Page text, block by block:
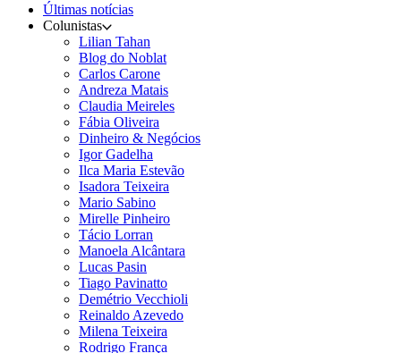
Últimas notícias
Colunistas
Lilian Tahan
Blog do Noblat
Carlos Carone
Andreza Matais
Claudia Meireles
Fábia Oliveira
Dinheiro & Negócios
Igor Gadelha
Ilca Maria Estevão
Isadora Teixeira
Mario Sabino
Mirelle Pinheiro
Tácio Lorran
Manoela Alcântara
Lucas Pasin
Tiago Pavinatto
Demétrio Vecchioli
Reinaldo Azevedo
Milena Teixeira
Rodrigo França